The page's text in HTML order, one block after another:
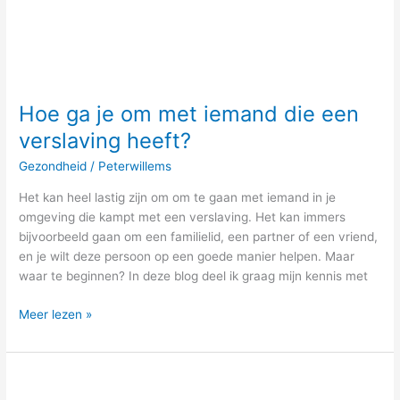
Hoe ga je om met iemand die een
verslaving heeft?
Gezondheid / Peterwillems
Het kan heel lastig zijn om om te gaan met iemand in je
omgeving die kampt met een verslaving. Het kan immers
bijvoorbeeld gaan om een familielid, een partner of een vriend,
en je wilt deze persoon op een goede manier helpen. Maar
waar te beginnen? In deze blog deel ik graag mijn kennis met
Meer lezen »